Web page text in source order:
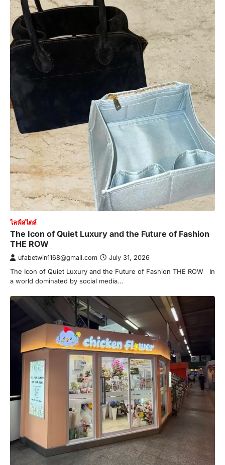
ไลฟ์สไตล์
The Icon of Quiet Luxury and the Future of Fashion
THE ROW
ufabetwin1168@gmail.com July 31, 2026
The Icon of Quiet Luxury and the Future of Fashion THE ROW In
a world dominated by social media…